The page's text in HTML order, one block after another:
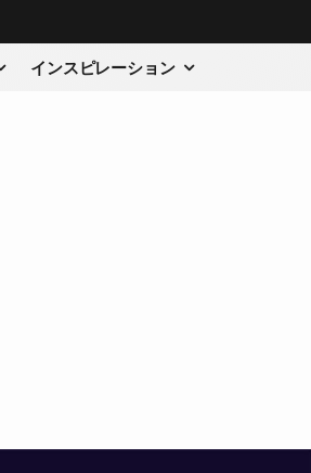
インスピレーション